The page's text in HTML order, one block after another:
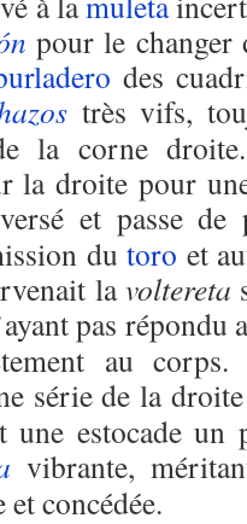
pour le
des
très vifs,
la corne
la droite pour
et passe
du toro et
lavoltereta
pas répondu
au
série de la
estocade un
vibrante,
concédée.